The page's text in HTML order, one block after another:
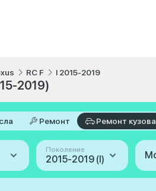
RC F I 2015-2019
2019)
Ремонт Ремонт кузова
Поколение
2015-2019 (I)